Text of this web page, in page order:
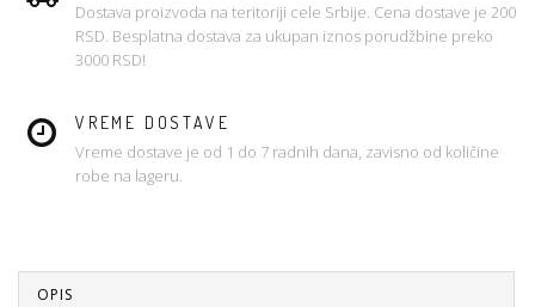
Dostava proizvoda na teritoriji cele Srbije. Cena dostave je 200
RSD. Besplatna dostava za ukupan iznos porudžbine preko
3000 RSD!
VREME DOSTAVE
Vreme dostave je od 1 do 7 radnih dana, zavisno od količine
robe na lageru.
OPIS